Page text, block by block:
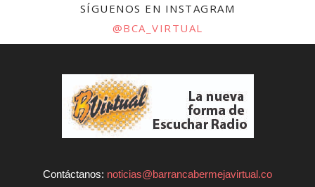
SÍGUENOS EN INSTAGRAM
@BCA_VIRTUAL
Contáctanos: noticias@barrancabermejavirtual.co